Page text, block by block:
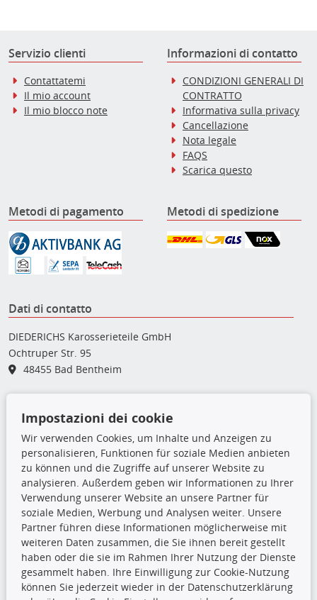
Servizio clienti
Contattatemi
Il mio account
Il mio blocco note
Informazioni di contatto
CONDIZIONI GENERALI DI
CONTRATTO
Informativa sulla privacy
Cancellazione
Nota legale
FAQS
Scarica questo
Metodi di pagamento Metodi di spedizione
Dati di contatto
DIEDERICHS Karosserieteile GmbH
Ochtruper Str. 95
48455 Bad Bentheim
05922 - 77 99 - 35
karosserieteile@diederichs.com
Collegamento
Atenção: Trata-se de peças sobresselentes de qualidade
equivalente às peças do equipamento original (em
conformidade com o Regulamento (UE) n.º 461/2010). Os
artigos apresentados nesta loja online não são peças originais,
exceto se estiverem expressamente identificados como tal.
TecDoc Inside
Impostazioni dei cookie
Wir verwenden Cookies, um Inhalte und Anzeigen zu
personalisieren, Funktionen für soziale Medien anbieten
zu können und die Zugriffe auf unserer Website zu
analysieren. Außerdem geben wir Informationen zu Ihrer
Verwendung unserer Website an unsere Partner für
soziale Medien, Werbung und Analysen weiter. Unsere
Partner führen diese Informationen möglicherweise mit
weiteren Daten zusammen, die Sie ihnen bereit gestellt
haben oder die sie im Rahmen Ihrer Nutzung der Dienste
gesammelt haben. Ihre Einwilligung zur Cookie-Nutzung
können Sie jederzeit wieder in der Datenschutzerklärung